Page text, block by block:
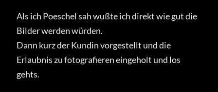
Als ich Poeschel sah wußte ich direkt wie gut die
Bilder werden würden.
Dann kurz der Kundin vorgestellt und die
Erlaubnis zu fotografieren eingeholt und los
gehts.